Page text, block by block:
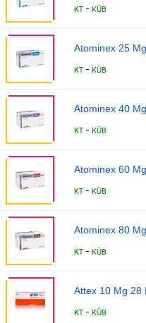
KT - KÜB
Atominex 25
KT - KÜB
Atominex 40
KT - KÜB
Atominex 60
KT - KÜB
Atominex 80
KT - KÜB
Attex 10 Mg 28
KT - KÜB